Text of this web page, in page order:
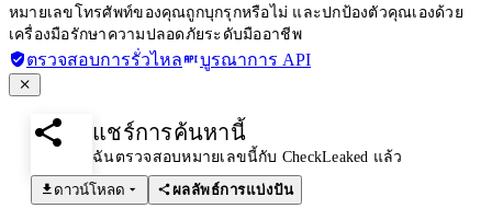
หมายเลขโทรศัพท์ของคุณถูกบุกรุกหรือไม่ และปกป้องตัวคุณเองด้วย
เครื่องมือรักษาความปลอดภัยระดับมืออาชีพ
ตรวจสอบการรั่วไหล บูรณาการ API
แชร์การค้นหานี้
ฉันตรวจสอบหมายเลขนี้กับ CheckLeaked แล้ว
ดาวน์โหลด
ผลลัพธ์การแบ่งปัน